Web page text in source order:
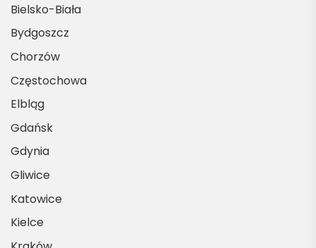
Bielsko-Biała
Bydgoszcz
Chorzów
Częstochowa
Elbląg
Gdańsk
Gdynia
Gliwice
Katowice
Kielce